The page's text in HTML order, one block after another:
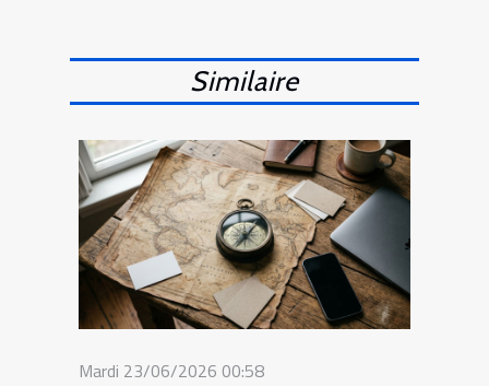
Similaire
Mardi 23/06/2026 00:58